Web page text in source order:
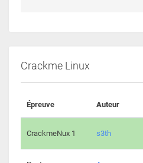
Crackme Linux
Épreuve Auteur
CrackmeNux 1 s3th